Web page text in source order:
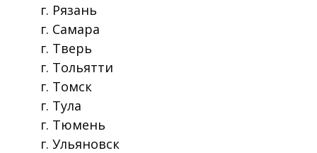
г. Рязань
г. Самара
г. Тверь
г. Тольятти
г. Томск
г. Тула
г. Тюмень
г. Ульяновск